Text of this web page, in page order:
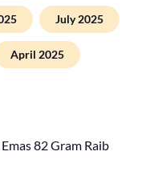
July 2025
April 2025
82 Gram Raib